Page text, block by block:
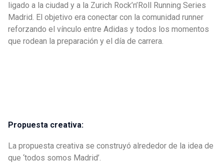
ligado a la ciudad y a la Zurich Rock’n’Roll Running Series
Madrid. El objetivo era conectar con la comunidad runner
reforzando el vínculo entre Adidas y todos los momentos
que rodean la preparación y el día de carrera.
Propuesta creativa:
La propuesta creativa se construyó alrededor de la idea de
que ‘todos somos Madrid’.